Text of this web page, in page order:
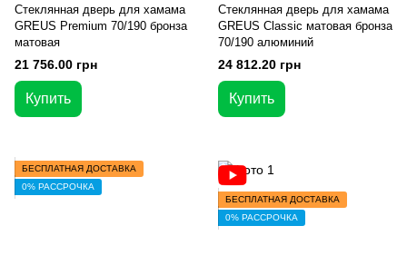
Стеклянная дверь для хамама
GREUS Premium 70/190 бронза
матовая
21 756.00 грн
Купить
Стеклянная дверь для хамама
GREUS Classic матовая бронза
70/190 алюминий
24 812.20 грн
Купить
БЕСПЛАТНАЯ ДОСТАВКА
0% РАССРОЧКА
БЕСПЛАТНАЯ ДОСТАВКА
0% РАССРОЧКА